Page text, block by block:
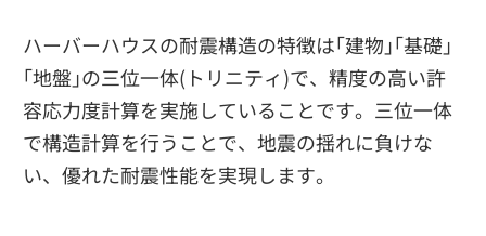
ハーバーハウスの耐震構造の特徴は｢建物｣｢基礎｣
｢地盤｣の三位一体(トリニティ)で、精度の高い許
容応力度計算を実施していることです。三位一体
で構造計算を行うことで、地震の揺れに負けな
い、優れた耐震性能を実現します。